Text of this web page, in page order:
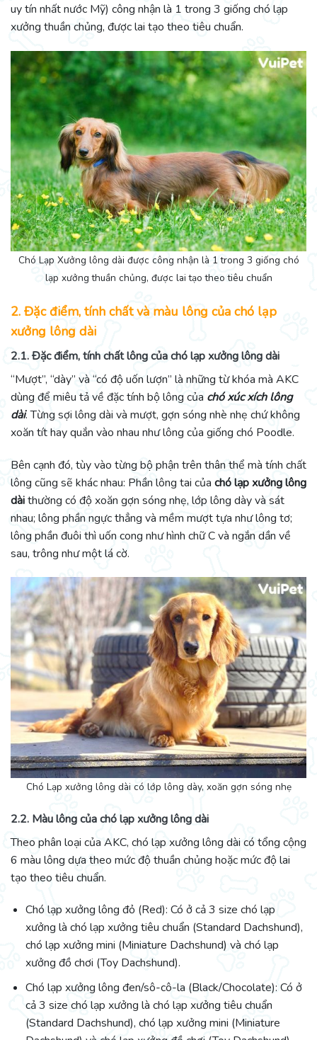
uy tín nhất nước Mỹ) công nhận là 1 trong 3 giống chó lạp
xưởng thuần chủng, được lai tạo theo tiêu chuẩn.
Chó Lạp Xưởng lông dài được công nhận là 1 trong 3 giống chó
lạp xưởng thuần chủng, được lai tạo theo tiêu chuẩn
2. Đặc điểm, tính chất và màu lông của chó lạp
xưởng lông dài
2.1. Đặc điểm, tính chất lông của chó lạp xưởng lông dài
“Mượt”, “dày” và “có độ uốn lượn” là những từ khóa mà AKC
dùng để miêu tả về đặc tính bộ lông của chó xúc xích lông
dài. Từng sợi lông dài và mượt, gợn sóng nhè nhẹ chứ không
xoăn tít hay quắn vào nhau như lông của giống chó Poodle.
Bên cạnh đó, tùy vào từng bộ phận trên thân thể mà tính chất
lông cũng sẽ khác nhau: Phần lông tai của chó lạp xưởng lông
dàithường có độ xoăn gợn sóng nhẹ, lớp lông dày và sát
nhau; lông phần ngực thẳng và mềm mượt tựa như lông tơ;
lông phần đuôi thì uốn cong như hình chữ C và ngắn dần về
sau, trông như một lá cờ.
Chó Lạp xưởng lông dài có lớp lông dày, xoăn gợn sóng nhẹ
2.2. Màu lông của chó lạp xưởng lông dài
Theo phân loại của AKC, chó lạp xưởng lông dài có tổng cộng
6 màu lông dựa theo mức độ thuần chủng hoặc mức độ lai
tạo theo tiêu chuẩn.
Chó lạp xưởng lông đỏ (Red): Có ở cả 3 size chó lạp
xưởng là chó lạp xưởng tiêu chuẩn (Standard Dachshund),
chó lạp xưởng mini (Miniature Dachshund) và chó lạp
xưởng đồ chơi (Toy Dachshund).
Chó lạp xưởng lông đen/sô-cô-la (Black/Chocolate): Có ở
cả 3 size chó lạp xưởng là chó lạp xưởng tiêu chuẩn
(Standard Dachshund), chó lạp xưởng mini (Miniature